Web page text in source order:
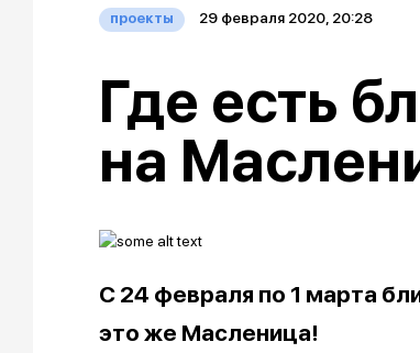
проекты 29 февраля 2020, 20:28
Где есть
на
С 24 февраля по 1 марта
это же Масленица!